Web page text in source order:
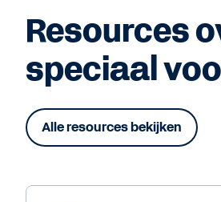
Resources
speciaal
Alle resources bekijken